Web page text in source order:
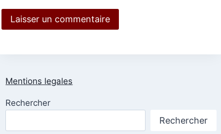
Mentions legales
Rechercher
Rechercher